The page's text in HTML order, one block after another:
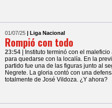
01/07/25 | Liga Nacional
Rompió con todo
23:54
| Instituto terminó con el
para quedarse con la localía. En la
partido fue una de las figuras junto al
Negrete. La gloria contó con una
totalmente de José Vildoza. ¿Y ahora?